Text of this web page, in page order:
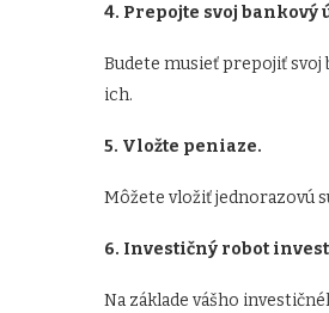
4. Prepojte svoj bankový
Budete musieť prepojiť svoj
ich.
5. Vložte peniaze.
Môžete vložiť jednorazovú
6. Investičný robot
Na základe vášho